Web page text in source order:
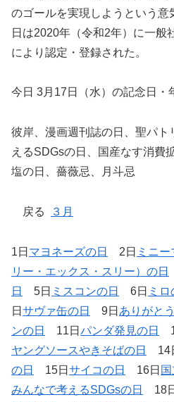
のゴールを実現しようという意
日は2020年（令和2年）に一般
により認定・登録された。
今日 3月17日（水）の記念日・
彼岸、漫画週刊誌の日、聖パ
えるSDGsの日、国産なす消費
塩の日、薔薇忌、月斗忌
戻る ３月
1日 マヨネーズの日 2日 ミニー
リー・エックス・スリー）の日
日
5日 ミスコンの日 6日 ミロ
日 サヴァ缶の日 9日 ありがと
ンの日
11日 パンダ発見の日
ヤングソースやきそばの日
14
の日
15日 サイコの日 16日
みんなで考えるSDGsの日
18